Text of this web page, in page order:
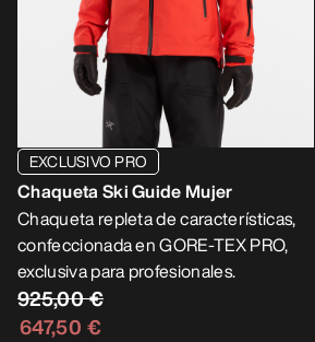
EXCLUSIVO PRO
Chaqueta Ski Guide Mujer
Chaqueta repleta de características,
confeccionada en GORE-TEX PRO,
exclusiva para profesionales.
925,00 €
647,50 €